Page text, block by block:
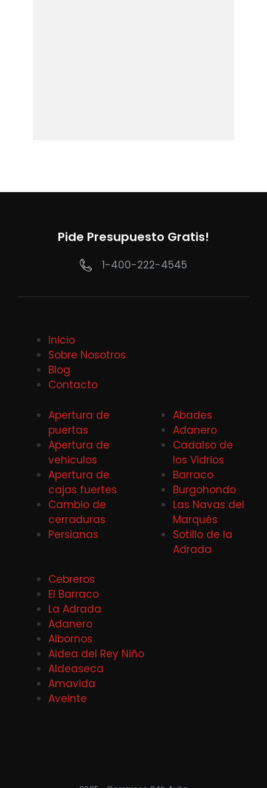
Pide Presupuesto Gratis!
1-400-222-4545
Inicio
Sobre Nosotros
Blog
Contacto
Apertura de
puertas
Apertura de
vehiculos
Apertura de
cajas fuertes
Cambio de
cerraduras
Persianas
Abades
Adanero
Cadalso de
los Vidrios
Barraco
Burgohondo
Las Navas del
Marqués
Sotillo de la
Adrada
Cebreros
El Barraco
La Adrada
Adanero
Albornos
Aldea del Rey Niño
Aldeaseca
Amavida
Aveinte